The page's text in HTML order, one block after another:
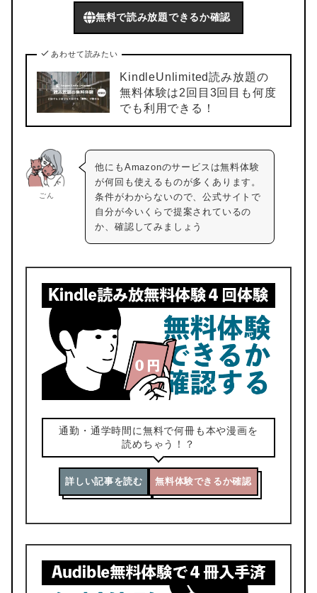
無料で読み放題できるか確認
あわせて読みたい
KindleUnlimited読み放題の
無料体験は2回目3回目も何度
でも利用できる！
ごん
他にもAmazonのサービスは無料体験
が何回も使えるものが多くあります。
条件がわからないので、公式サイトで
自分が今いくらで提案されているの
か、確認してみましょう
通勤・通学時間に無料で何冊も本や漫画を
読めちゃう！？
詳しい記事を読む 無料体験できるか確認